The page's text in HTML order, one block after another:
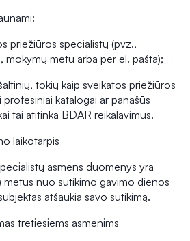
priežiūros specialistų (pvz.,
metu arba per el. paštą);
tokių kaip sveikatos priežiūros
katalogai ar panašūs
tai atitinka BDAR reikalavimus.
laikotarpis
asmens duomenys yra
metus nuo sutikimo gavimo dienos
atšaukia savo sutikimą.
tretiesiems asmenims